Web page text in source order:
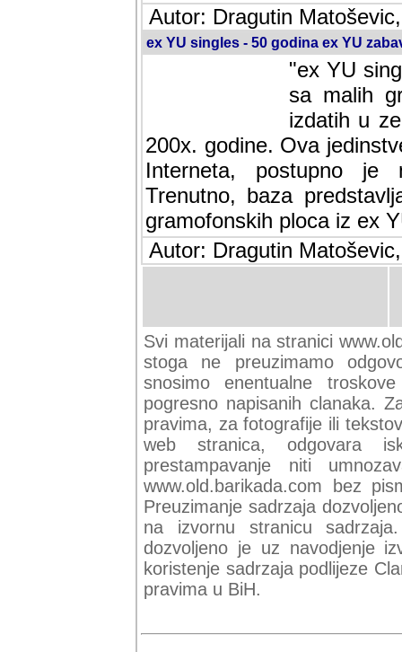
Autor: Dragutin
ex YU singles - 50 godina ex YU
"ex YU
sa malih
izdatih u
200x. godine. Ova
Interneta, postupno je
baza predstavlja
ploca iz ex YU.
Autor: Dragutin
Svi materijali na stranici
stoga ne preuzimamo
snosimo enentualne
pogresno napisanih clanaka.
pravima, za fotografije ili
web stranica, odgovara
prestampavanje niti
www.old.barikada.com bez
Preuzimanje sadrzaja
na izvornu stranicu
dozvoljeno je uz navodjenje
koristenje sadrzaja podlijeze
pravima u BiH.